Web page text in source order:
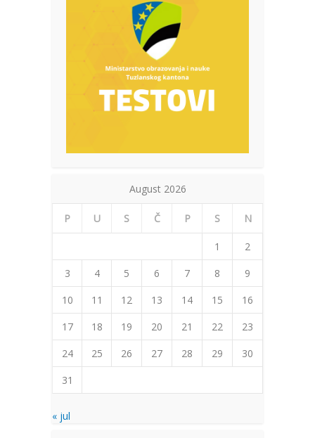
August 2026
P U S Č P S N
1
2
3
4 5 6 7 8
9
10
11 12 13 14 15
16
17
18 19 20 21 22
23
24
25 26 27 28 29
30
31
« jul